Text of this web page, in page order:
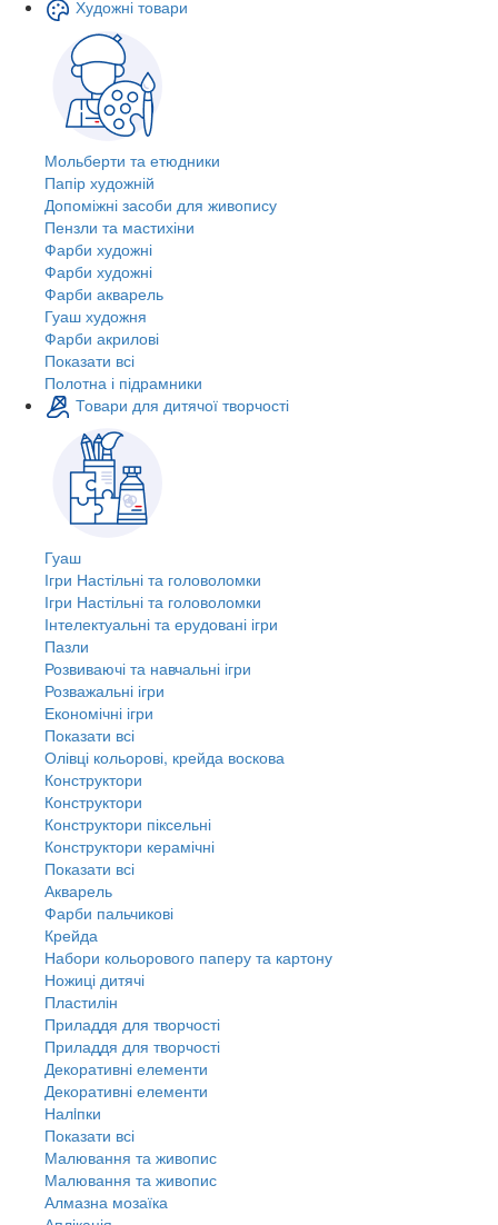
Художні товари
Мольберти та етюдники
Папір художній
Допоміжні засоби для живопису
Пензли та мастихіни
Фарби художні
Фарби художні
Фарби акварель
Гуаш художня
Фарби акрилові
Показати всі
Полотна і підрамники
Товари для дитячої творчості
Гуаш
Ігри Настільні та головоломки
Ігри Настільні та головоломки
Інтелектуальні та ерудовані ігри
Пазли
Розвиваючі та навчальні ігри
Розважальні ігри
Економічні ігри
Показати всі
Олівці кольорові, крейда воскова
Конструктори
Конструктори
Конструктори піксельні
Конструктори керамічні
Показати всі
Акварель
Фарби пальчикові
Крейда
Набори кольорового паперу та картону
Ножиці дитячі
Пластилін
Приладдя для творчості
Приладдя для творчості
Декоративні елементи
Декоративні елементи
Налiпки
Показати всі
Малювання та живопис
Малювання та живопис
Алмазна мозаїка